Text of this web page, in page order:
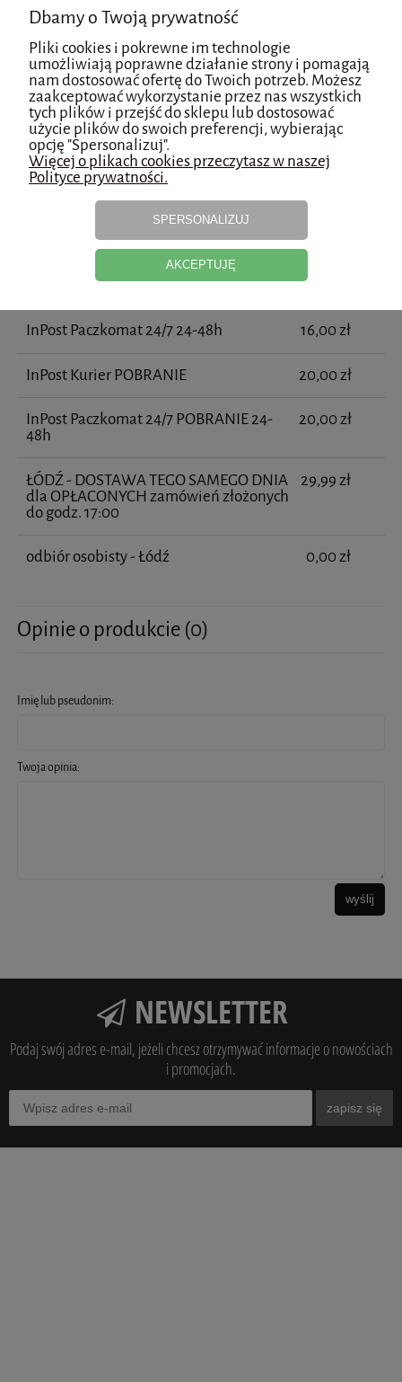
twarzy.
Następnie zmyć letnią wodą. Stosować dwa razy
dziennie, rano i wieczorem.
Koszty dostawy
Cena nie zawiera ewentualnych kosztów płatności
InPost Kurier 16,00 zł
InPost Paczkomat 24/7 24-48h 16,00 zł
InPost Kurier POBRANIE 20,00 zł
InPost Paczkomat 24/7 POBRANIE 24-
48h
20,00 zł
ŁÓDŹ - DOSTAWA TEGO SAMEGO DNIA
dla OPŁACONYCH zamówień złożonych
do godz. 17:00
29,99 zł
odbiór osobisty - Łódź 0,00 zł
Opinie o produkcie (0)
Imię lub pseudonim:
Twoja opinia:
wyślij
NEWSLETTER
Podaj swój adres e-mail, jeżeli chcesz otrzymywać informacje o nowościach
i promocjach.
zapisz się
Dbamy o Twoją prywatność
Pliki cookies i pokrewne im technologie
umożliwiają poprawne działanie strony i pomagają
nam dostosować ofertę do Twoich potrzeb. Możesz
zaakceptować wykorzystanie przez nas wszystkich
tych plików i przejść do sklepu lub dostosować
użycie plików do swoich preferencji, wybierając
opcję "Spersonalizuj".
Więcej o plikach cookies przeczytasz w naszej
Polityce prywatności.
SPERSONALIZUJ
AKCEPTUJĘ